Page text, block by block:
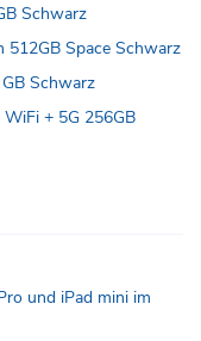
Schwarz
512GB Space Schwarz
Schwarz
+ 5G 256GB
und iPad mini im